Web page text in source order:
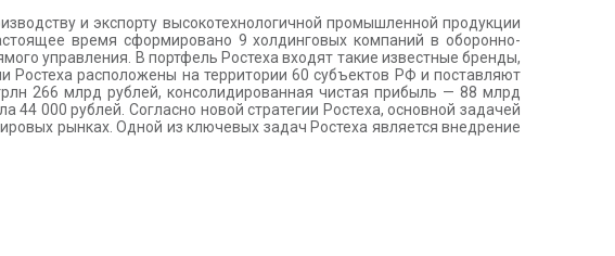
и экспорту высокотехнологичной промышленной продукции
время сформировано 9 холдинговых компаний в оборонно-
управления. В портфель Ростеха входят такие известные бренды,
расположены на территории 60 субъектов РФ и поставляют
266 млрд рублей, консолидированная чистая прибыль — 88 млрд
000 рублей. Согласно новой стратегии Ростеха, основной задачей
рынках. Одной из ключевых задач Ростеха является внедрение